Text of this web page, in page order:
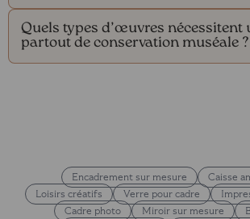
Quels types d’œuvres nécessitent
partout de conservation muséale ?
Encadrement sur mesure
Caisse
Loisirs créatifs
Verre pour cadre
Cadre photo
Miroir sur mesure